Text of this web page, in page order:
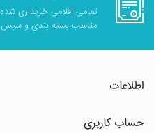
تمامی اقلامی خریداری
مناسب بسته بندی و سپس
اطلاعات
حساب کاربری